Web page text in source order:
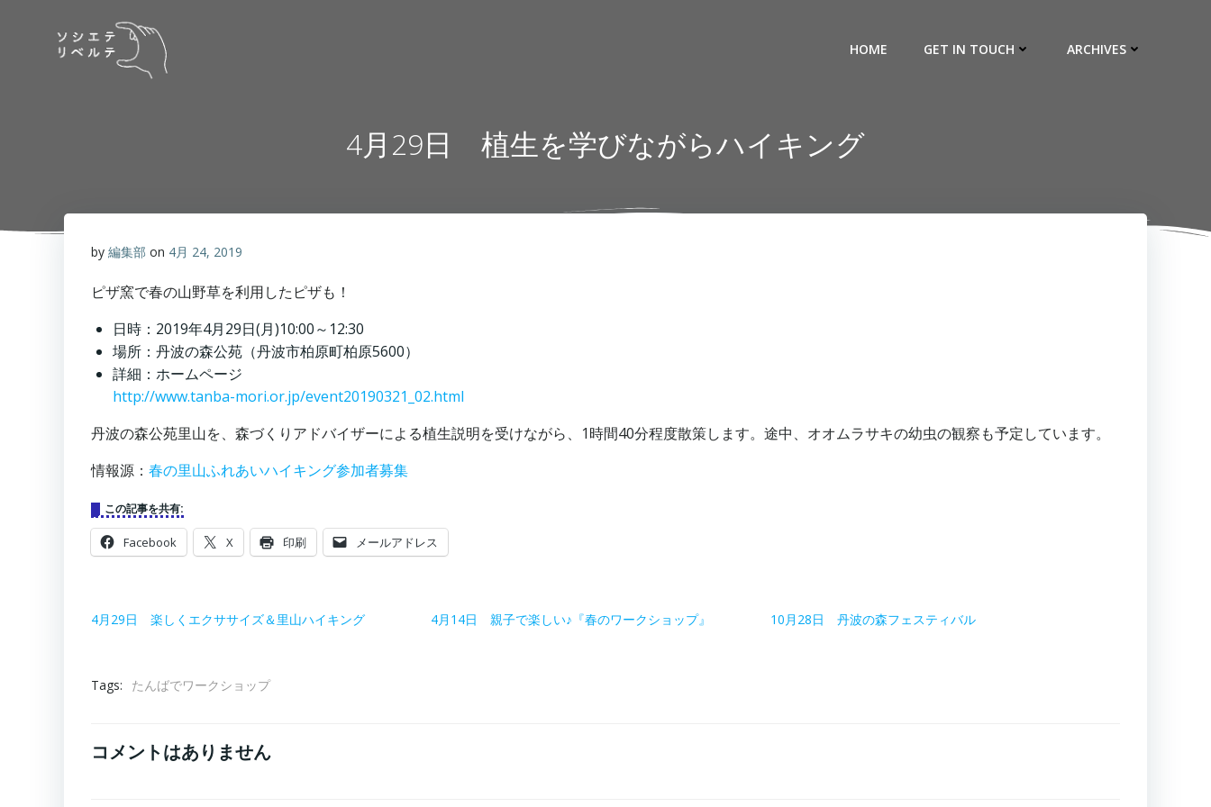
HOME GET IN TOUCH ARCHIVES
4月29日 植生を学びながらハイキング
by 編集部 on 4月 24, 2019
ピザ窯で春の山野草を利用したピザも！
日時：2019年4月29日(月)10:00～12:30
場所：丹波の森公苑（丹波市柏原町柏原5600）
詳細：ホームページ
http://www.tanba-mori.or.jp/event20190321_02.html
丹波の森公苑里山を、森づくりアドバイザーによる植生説明を受けながら、1時間40分程度散策します。途中、オオムラサキの幼虫の観察も予定しています。
情報源： 春の里山ふれあいハイキング参加者募集
この記事を共有:
Facebook X 印刷 メールアドレス
4月29日 楽しくエクササイズ＆里山ハイキング 4月14日 親子で楽しい♪『春のワークショップ』 10月28日 丹波の森フェスティバル
Tags: たんばでワークショップ
コメントはありません